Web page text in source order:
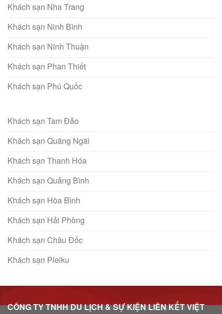
Khách sạn Nha Trang
Khách sạn Ninh Bình
Khách sạn Ninh Thuận
Khách sạn Phan Thiết
Khách sạn Phú Quốc
Khách sạn Tam Đảo
Khách sạn Quãng Ngãi
Khách sạn Thanh Hóa
Khách sạn Quảng Bình
Khách sạn Hòa Bình
Khách sạn Hải Phòng
Khách sạn Châu Đốc
Khách sạn Pleiku
CÔNG TY TNHH DU LỊCH & SỰ KIỆN LIÊN KẾT VIỆT